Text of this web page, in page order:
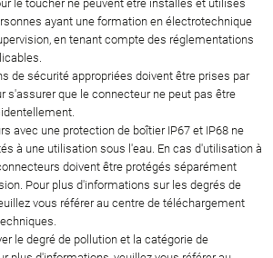
le toucher ne peuvent être installés et utilisés
ayant une formation en électrotechnique
en tenant compte des réglementations
de sécurité appropriées doivent être prises par
s'assurer que le connecteur ne peut pas être
avec une protection de boîtier IP67 et IP68 ne
à une utilisation sous l'eau. En cas d'utilisation à
doivent être protégés séparément
Pour plus d'informations sur les degrés de
vous référer au centre de téléchargement
le degré de pollution et la catégorie de